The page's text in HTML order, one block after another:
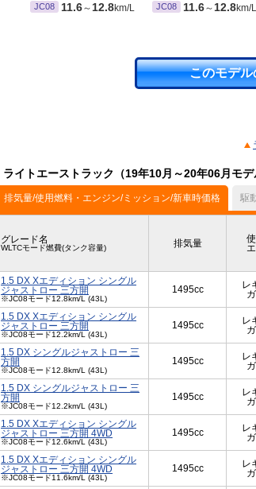
JC08 11.6～ 12.8km/L JC08 11.6～ 12.8km/L
このモデ
ライトエーストラック（19年10月～20年06月モ
排気量/使用燃料・エンジン/ミッション/新車時価格 駆
グレード名
WLTCモード燃費(タンク容量) 排気量
1.5 DX Xエディション シングル
ジャストロー 三方開
※JC08モード12.8km/L (43L)
1495cc
レ
1.5 DX Xエディション シングル
ジャストロー 三方開
※JC08モード12.2km/L (43L)
1495cc
レ
1.5 DX シングルジャストロー 三
方開
※JC08モード12.8km/L (43L)
1495cc
レ
1.5 DX シングルジャストロー 三
方開
※JC08モード12.2km/L (43L)
1495cc
レ
1.5 DX Xエディション シングル
ジャストロー 三方開 4WD
※JC08モード12.6km/L (43L)
1495cc
レ
1.5 DX Xエディション シングル
ジャストロー 三方開 4WD
※JC08モード11.6km/L (43L)
1495cc
レ